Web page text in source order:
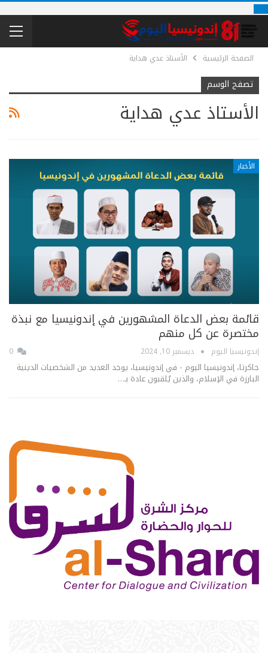
الصفحة الرئيسية الأستاذ عدي هداية
تصفح الوسم
الأستاذ عدي هداية
الأخبار
قائمة بعض الدعاة المشهورين في إندونيسيا مع نبذة
مختصرة عن كل منهم
إندونيسيا اليوم ديسمبر 10, 2024
جاكرتا، إندونيسيا اليوم - في إندونيسيا، يوجد العديد من الشخصيات الدينية
البارزة في الإسلام، والذين يُلقبون عادة بـ…